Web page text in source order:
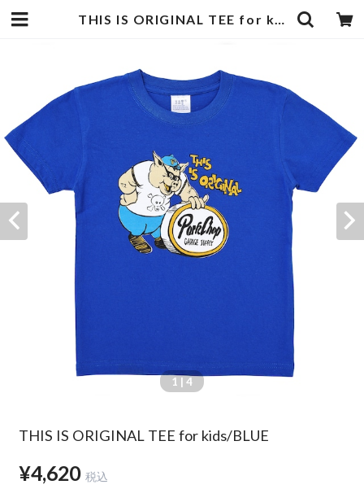
THIS IS ORIGINAL TEE for kids/BLUE | PORKCHOP GARAGE SUPPLY
1 | 4
THIS IS ORIGINAL TEE for kids/BLUE
¥4,620 税込